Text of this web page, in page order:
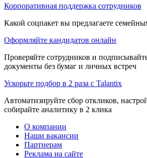
Корпоративная поддержка сотрудников
Какой соцпакет вы предлагаете
Оформляйте кандидатов онлайн
Проверяйте сотрудников и
документы без бумаг и личных встреч
Ускорьте подбор в 2 раза с Talantix
Автоматизируйте сбор откликов,
собирайте аналитику в 2 клика
О компании
Наши вакансии
Партнерам
Реклама на сайте